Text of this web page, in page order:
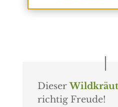
Dieser
richtig Freude!